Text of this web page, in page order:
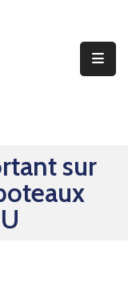
sur